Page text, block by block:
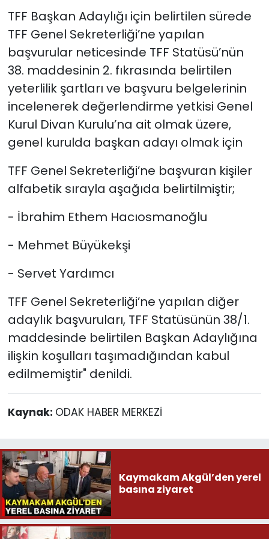
TFF Başkan Adaylığı için belirtilen sürede
TFF Genel Sekreterliği’ne yapılan
başvurular neticesinde TFF Statüsü’nün
38. maddesinin 2. fıkrasında belirtilen
yeterlilik şartları ve başvuru belgelerinin
incelenerek değerlendirme yetkisi Genel
Kurul Divan Kurulu’na ait olmak üzere,
genel kurulda başkan adayı olmak için
TFF Genel Sekreterliği’ne başvuran kişiler
alfabetik sırayla aşağıda belirtilmiştir;
- İbrahim Ethem Hacıosmanoğlu
- Mehmet Büyükekşi
- Servet Yardımcı
TFF Genel Sekreterliği’ne yapılan diğer
adaylık başvuruları, TFF Statüsünün 38/1.
maddesinde belirtilen Başkan Adaylığına
ilişkin koşulları taşımadığından kabul
edilmemiştir" denildi.
Kaynak: ODAK HABER MERKEZİ
Kaymakam Akgül’den yerel
basına ziyaret